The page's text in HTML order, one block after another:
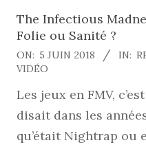
The Infectious
Folie ou Sanité ?
2018-
06-
05
ON: 5 JUIN 2018 IN:
VIDÉO
Les jeux en FMV,
disait dans les
qu’était Nightrap ou